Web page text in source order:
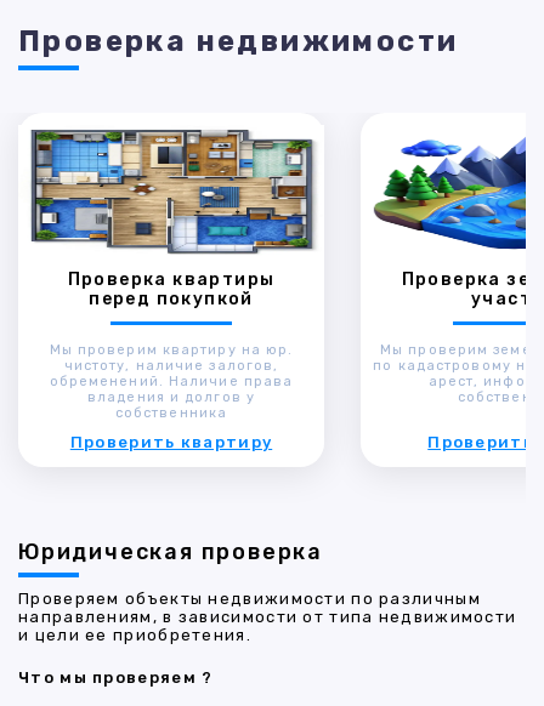
Проверка недвижимости
Проверка квартиры
перед покупкой
Мы проверим квартиру на юр.
чистоту, наличие залогов,
обременений. Наличие права
владения и долгов у
собственника
Проверить квартиру
Проверка
Мы проверим
по кадастровому
арест,
Проверить
Юридическая проверка
Проверяем объекты недвижимости по различным
направлениям, в зависимости от типа недвижимости
и цели ее приобретения.
Что мы проверяем ?